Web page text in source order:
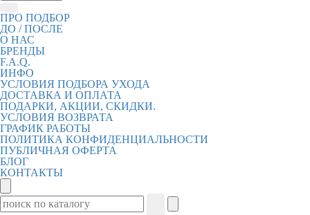
ПРО ПОДБОР
ДО / ПОСЛЕ
О НАС
БРЕНДЫ
F.A.Q.
ИНФО
УСЛОВИЯ ПОДБОРА УХОДА
ДОСТАВКА И ОПЛАТА
ПОДАРКИ, АКЦИИ, СКИДКИ.
УСЛОВИЯ ВОЗВРАТА
ГРАФИК РАБОТЫ
ПОЛИТИКА КОНФИДЕНЦИАЛЬНОСТИ
ПУБЛИЧНАЯ ОФЕРТА
БЛОГ
КОНТАКТЫ